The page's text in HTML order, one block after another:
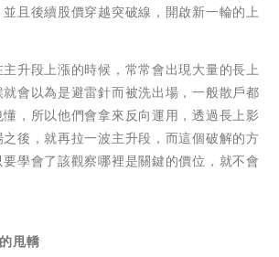
且後續股價穿越突破線，開啟新一輪的上
升段上漲的時候，常常會出現大量的長上
會以為是避雷針而被洗出場，一般散戶都
，所以他們會拿來反向運用，透過長上影
後，就再拉一波主升段，而這個破解的方
學會了該觀察哪裡是關鍵的價位，就不會
甩轎